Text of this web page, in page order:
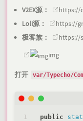
V2EX源：
https://
Loli源：
https://
极客族：
https://
img
打开 var/Typecho/
public